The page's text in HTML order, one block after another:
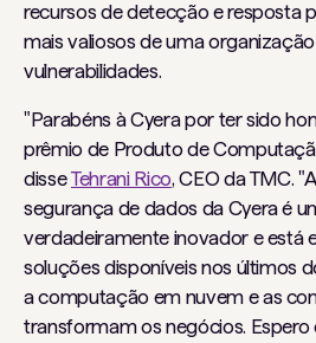
recursos de detecção e resposta
mais valiosos de uma
vulnerabilidades.
"Parabéns à Cyera por ter sido
prêmio de Produto de
disseTehrani Rico, CEO da TMC.
segurança de dados da Cyera é
verdadeiramente inovador e está
soluções disponíveis nos últimos
a computação em nuvem e as
transformam os negócios. Espero